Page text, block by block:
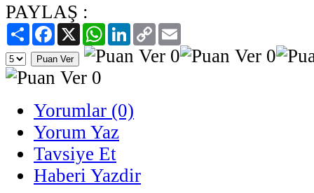
PAYLAŞ :
PaylaşFacebook
X WhatsAppLinkedIn
Copy
Link
Yorumlar (0)
Yorum Yaz
Tavsiye Et
Haberi Yazdir